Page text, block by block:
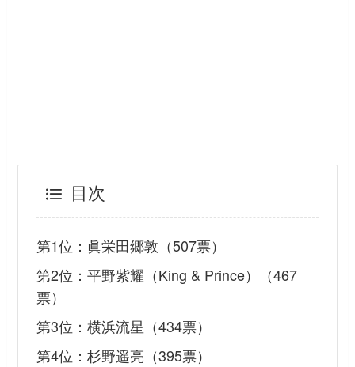
目次
第1位：眞栄田郷敦（507票）
第2位：平野紫耀（King & Prince）（467
票）
第3位：横浜流星（434票）
第4位：杉野遥亮（395票）